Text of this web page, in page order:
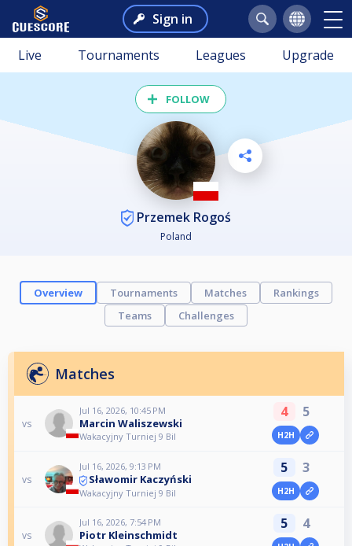
Sign in
Live Tournaments Leagues Upgrade
FOLLOW
Przemek Rogoś
Poland
Overview Tournaments Matches
Rankings
Teams
Challenges
Matches
vs
Jul 16, 2026, 10:45 PM
Marcin Waliszewski
Wakacyjny Turniej 9 Bil
4 5
H2H
vs
Jul 16, 2026, 9:13 PM
Sławomir Kaczyński
Wakacyjny Turniej 9 Bil
5 3
H2H
vs
Jul 16, 2026, 7:54 PM
Piotr Kleinschmidt
5 4